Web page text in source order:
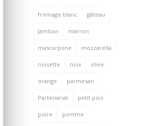
fromage blanc gâteau
Jambon marron
mascarpone mozzarella
noisette noix olive
orange parmesan
Partenariat petit pois
poire pomme